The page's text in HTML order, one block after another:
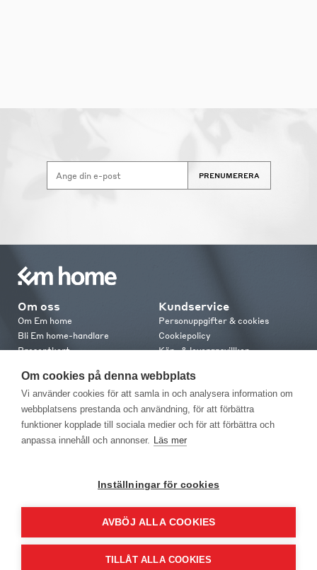
PRENUMERERA
Om oss
Om Em home
Bli Em home-handlare
Presentkort
Em home Club
Medlemsvillkor
Kundservice
Personuppgifter & cookies
Cookiepolicy
Köp- & leveransvillkor
Retur & reklamation
Kontakt
Kontakta oss
Om cookies på denna webbplats
Vi använder cookies för att samla in och analysera information om
webbplatsens prestanda och användning, för att förbättra
funktioner kopplade till sociala medier och för att förbättra och
anpassa innehåll och annonser. Läs mer
Inställningar för cookies
AVBÖJ ALLA COOKIES
TILLÅT ALLA COOKIES